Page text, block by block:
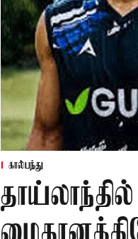
கால்பந்து